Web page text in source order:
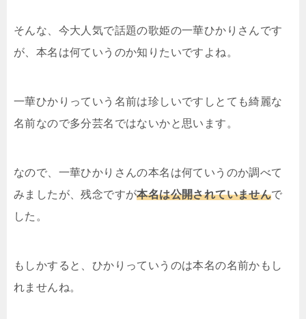
そんな、今大人気で話題の歌姫の一華ひかりさんです
が、本名は何ていうのか知りたいですよね。
一華ひかりっていう名前は珍しいですしとても綺麗な
名前なので多分芸名ではないかと思います。
なので、一華ひかりさんの本名は何ていうのか調べて
みましたが、残念ですが本名は公開されていませんで
した。
もしかすると、ひかりっていうのは本名の名前かもし
れませんね。